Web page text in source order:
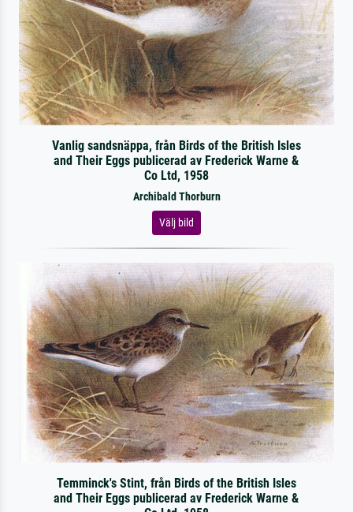
Vanlig sandsnäppa, från Birds of the British Isles
and Their Eggs publicerad av Frederick Warne &
Co Ltd, 1958
Archibald Thorburn
Välj bild
Temminck's Stint, från Birds of the British Isles
and Their Eggs publicerad av Frederick Warne &